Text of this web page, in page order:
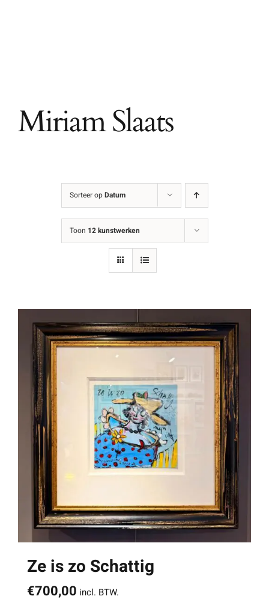
Miriam Slaats
Sorteer opDatum
Toon 12 kunstwerken
Ze is zo Schattig
€700,00 incl. BTW.